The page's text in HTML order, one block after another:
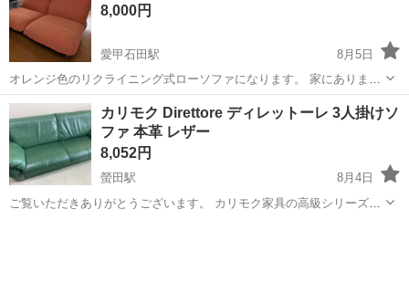
す。自動...
8,000円
愛甲石田駅
8月5日
オレンジ色のリクライニング式ローソファになります。 家にありまし
たがあまり使わないため出品いたします。 我が家が三階のため下まで
下ろすのは手伝います。多少の値下げはします
神奈川 厚木市 愛甲石田駅 ソファ
カリモク Direttore ディレットーレ 3人掛けソ
ファ 本革 レザー
8,052円
螢田駅
8月4日
ご覧いただきありがとうございます。 カリモク家具の高級シリーズ